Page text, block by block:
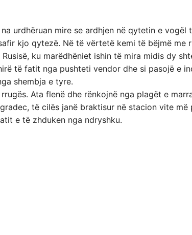
urdhëruan mire se ardhjen në qytetin e vogël
kjo qytezë. Në të vërtetë kemi të bëjmë me
ku marëdhëniet ishin të mira midis dy
të fatit nga pushteti vendor dhe si pasojë e
shembja e tyre.
Ata flenë dhe rënkojnë nga plagët e
të cilës janë braktisur në stacion vite më
e të zhduken nga ndryshku.